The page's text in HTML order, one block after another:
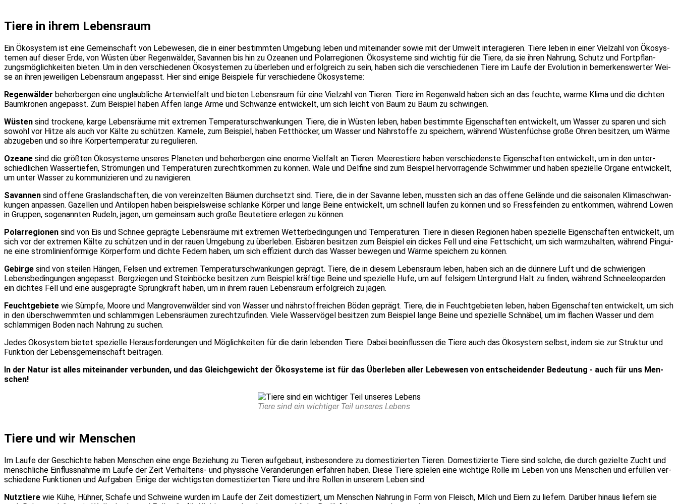
Tie­re in ihrem Lebens­raum
Ein Öko­sys­tem ist eine Gemein­schaft von Lebe­we­sen, die in einer bestimm­ten Umge­bung leben und mit­ein­an­der sowie mit der Umwelt inter­agie­ren. Tie­re leben in einer Viel­zahl von Öko­sys­
te­men auf die­ser Erde, von Wüs­ten über Regen­wäl­der, Savan­nen bis hin zu Ozea­nen und Polar­re­gio­nen. Öko­sys­te­me sind wich­tig für die Tie­re, da sie ihren Nah­rung, Schutz und Fort­pflan­
zungs­mög­lich­kei­ten bie­ten. Um in den ver­schie­de­nen Öko­sys­te­men zu über­le­ben und erfolg­reich zu sein, haben sich die ver­schie­de­nen Tie­re im Lau­fe der Evo­lu­ti­on in bemer­kens­wer­ter Wei­
se an ihren jewei­li­gen Lebens­raum ange­passt. Hier sind eini­ge Bei­spie­le für ver­schie­de­ne Öko­sys­te­me:
Regen­wäl­der beher­ber­gen eine unglaub­li­che Arten­viel­falt und bie­ten Lebens­raum für eine Viel­zahl von Tie­ren. Tie­re im Regen­wald haben sich an das feuch­te, war­me Kli­ma und die dich­ten
Baum­kro­nen ange­passt. Zum Bei­spiel haben Affen lan­ge Arme und Schwän­ze ent­wi­ckelt, um sich leicht von Baum zu Baum zu schwin­gen.
Wüs­ten sind tro­cke­ne, kar­ge Lebens­räu­me mit extre­men Tem­pe­ra­tur­schwan­kun­gen. Tie­re, die in Wüs­ten leben, haben bestimm­te Eigen­schaf­ten ent­wi­ckelt, um Was­ser zu spa­ren und sich
sowohl vor Hit­ze als auch vor Käl­te zu schüt­zen. Kame­le, zum Bei­spiel, haben Fett­hö­cker, um Was­ser und Nähr­stof­fe zu spei­chern, wäh­rend Wüs­ten­füch­se gro­ße Ohren besit­zen, um Wär­me
abzu­ge­ben und so ihre Kör­per­tem­pe­ra­tur zu regu­lie­ren.
Ozea­ne sind die größ­ten Öko­sys­te­me unse­res Pla­ne­ten und beher­ber­gen eine enor­me Viel­falt an Tie­ren. Mee­res­tie­re haben ver­schie­dens­te Eigen­schaf­ten ent­wi­ckelt, um in den unter­
schied­li­chen Was­ser­tie­fen, Strö­mun­gen und Tem­pe­ra­tu­ren zurecht­kom­men zu kön­nen. Wale und Del­fi­ne sind zum Bei­spiel her­vor­ra­gen­de Schwim­mer und haben spe­zi­el­le Orga­ne ent­wi­ckelt,
um unter Was­ser zu kom­mu­ni­zie­ren und zu navi­gie­ren.
Savan­nen sind offe­ne Gras­land­schaf­ten, die von ver­ein­zel­ten Bäu­men durch­setzt sind. Tie­re, die in der Savan­ne leben, muss­ten sich an das offe­ne Gelän­de und die sai­so­na­len Kli­ma­schwan­
kun­gen anpas­sen. Gazel­len und Anti­lo­pen haben bei­spiels­wei­se schlan­ke Kör­per und lan­ge Bei­ne ent­wi­ckelt, um schnell lau­fen zu kön­nen und so Fress­fein­den zu ent­kom­men, wäh­rend Löwen
in Grup­pen, soge­nann­ten Rudeln, jagen, um gemein­sam auch gro­ße Beu­te­tie­re erle­gen zu kön­nen.
Polar­re­gio­nen sind von Eis und Schnee gepräg­te Lebens­räu­me mit extre­men Wet­ter­be­din­gun­gen und Tem­pe­ra­tu­ren. Tie­re in die­sen Regio­nen haben spe­zi­el­le Eigen­schaf­ten ent­wi­ckelt, um
sich vor der extre­men Käl­te zu schüt­zen und in der rau­en Umge­bung zu über­le­ben. Eis­bä­ren besit­zen zum Bei­spiel ein dickes Fell und eine Fett­schicht, um sich warm­zu­hal­ten, wäh­rend Pin­gui­
ne eine strom­li­ni­en­för­mi­ge Kör­per­form und dich­te Federn haben, um sich effi­zi­ent durch das Was­ser bewe­gen und Wär­me spei­chern zu kön­nen.
Gebir­ge sind von stei­len Hän­gen, Fel­sen und extre­men Tem­pe­ra­tur­schwan­kun­gen geprägt. Tie­re, die in die­sem Lebens­raum leben, haben sich an die dün­ne­re Luft und die schwie­ri­gen
Lebens­be­din­gun­gen ange­passt. Berg­zie­gen und Stein­bö­cke besit­zen zum Bei­spiel kräf­ti­ge Bei­ne und spe­zi­el­le Hufe, um auf fel­si­gem Unter­grund Halt zu fin­den, wäh­rend Schnee­leo­par­den
ein dich­tes Fell und eine aus­ge­präg­te Sprung­kraft haben, um in ihrem rau­en Lebens­raum erfolg­reich zu jagen.
Feucht­ge­bie­te wie Sümp­fe, Moo­re und Man­gro­ven­wäl­der sind von Was­ser und nähr­stoff­rei­chen Böden geprägt. Tie­re, die in Feucht­ge­bie­ten leben, haben Eigen­schaf­ten ent­wi­ckelt, um sich
in den über­schwemm­ten und schlam­mi­gen Lebens­räu­men zurecht­zu­fin­den. Vie­le Was­ser­vö­gel besit­zen zum Bei­spiel lan­ge Bei­ne und spe­zi­el­le Schnä­bel, um im fla­chen Was­ser und dem
schlam­mi­gen Boden nach Nah­rung zu suchen.
Jedes Öko­sys­tem bie­tet spe­zi­el­le Her­aus­for­de­run­gen und Mög­lich­kei­ten für die dar­in leben­den Tie­re. Dabei beein­flus­sen die Tie­re auch das Öko­sys­tem selbst, indem sie zur Struk­tur und
Funk­ti­on der Lebens­ge­mein­schaft bei­tra­gen.
In der Natur ist alles mit­ein­an­der ver­bun­den, und das Gleich­ge­wicht der Öko­sys­te­me ist für das Über­le­ben aller Lebe­we­sen von ent­schei­den­der Bedeu­tung - auch für uns Men­
schen!
Tie­re sind ein wich­ti­ger Teil unse­res Lebens
Tie­re und wir Men­schen
Im Lau­fe der Geschich­te haben Men­schen eine enge Bezie­hung zu Tie­ren auf­ge­baut, ins­be­son­de­re zu domes­ti­zier­ten Tie­ren. Domes­ti­zier­te Tie­re sind sol­che, die durch geziel­te Zucht und
mensch­li­che Ein­fluss­nah­me im Lau­fe der Zeit Ver­hal­tens- und phy­si­sche Ver­än­de­run­gen erfah­ren haben. Die­se Tie­re spie­len eine wich­ti­ge Rol­le im Leben von uns Men­schen und erfül­len ver­
schie­de­ne Funk­tio­nen und Auf­ga­ben. Eini­ge der wich­tigs­ten domes­ti­zier­ten Tie­re und ihre Rol­len in unse­rem Leben sind:
Nutz­tie­re wie Kühe, Hüh­ner, Scha­fe und Schwei­ne wur­den im Lau­fe der Zeit domes­ti­ziert, um Men­schen Nah­rung in Form von Fleisch, Milch und Eiern zu lie­fern. Dar­über hin­aus lie­fern sie